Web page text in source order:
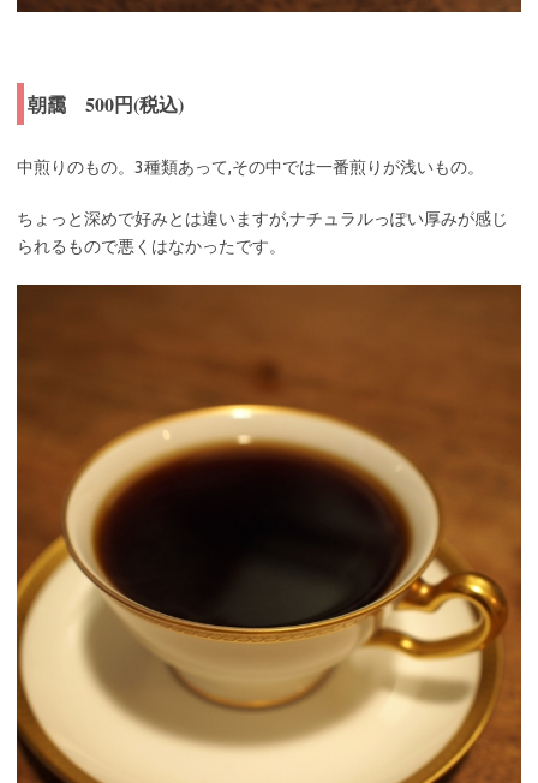
朝靄 500円(税込)
中煎りのもの。3種類あって,その中では一番煎りが浅いもの。
ちょっと深めで好みとは違いますが,ナチュラルっぽい厚みが感じ
られるもので悪くはなかったです。